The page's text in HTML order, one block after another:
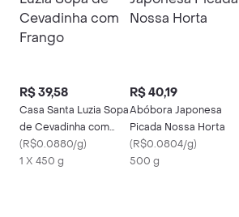
R$ 39,58
Casa Santa Luzia Sopa
de Cevadinha com
Frango
(R$0.0880/g)
1 X 450 g
R$ 40,19
Abóbora Japonesa
Picada Nossa Horta
(R$0.0804/g)
500 g